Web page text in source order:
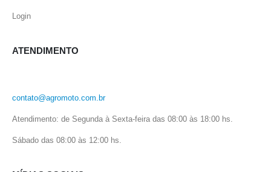
Login
ATENDIMENTO
contato@agromoto.com.br
Atendimento: de Segunda à Sexta-feira das 08:00 às 18:00 hs.
Sábado das 08:00 às 12:00 hs.